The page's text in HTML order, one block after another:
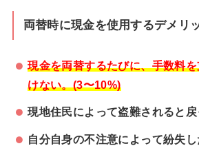
両替時に現金を使用するデメリ
現金を両替するたびに、手数料
けない。(3〜10%)
現地住民によって盗難されると戻
自分自身の不注意によって紛失